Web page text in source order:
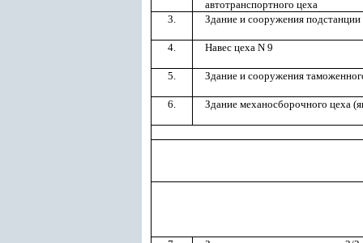
автотранспортного цеха
3.
Здание и сооружения подстанции
4. Навес цеха N 9
5. Здание и сооружения
6. Здание механосборочного цеха